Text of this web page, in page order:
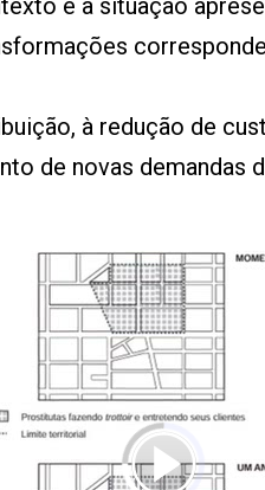
e a situação
à redução de
de novas demandas